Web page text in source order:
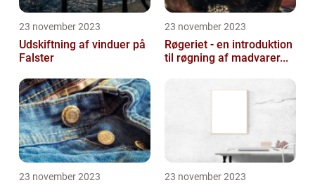
23 november 2023
Udskiftning af vinduer på
Falster
23 november 2023
Røgeriet - en introduktion
til røgning af madvarer...
23 november 2023 23 november 2023